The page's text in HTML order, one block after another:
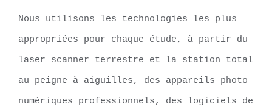
Nous utilisons les technologies les plus
appropriées pour chaque étude, à partir du
laser scanner terrestre et la station total
au peigne à aiguilles, des appareils photo
numériques professionnels, des logiciels de